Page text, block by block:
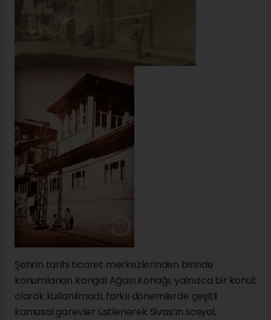
Şehrin tarihi ticaret merkezlerinden birinde
konumlanan Kangal Ağası Konağı, yalnızca bir konut
olarak kullanılmadı; farklı dönemlerde çeşitli
kamusal görevler üstlenerek Sivas’ın sosyal,